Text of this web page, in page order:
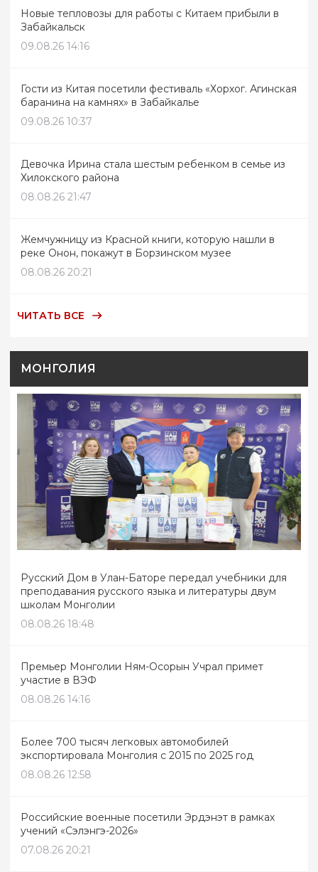
Новые тепловозы для работы с Китаем прибыли в
Забайкальск
09.08.26 14:16
Гости из Китая посетили фестиваль «Хорхог. Агинская
баранина на камнях» в Забайкалье
09.08.26 10:37
Девочка Ирина стала шестым ребенком в семье из
Хилокского района
08.08.26 21:47
Жемчужницу из Красной книги, которую нашли в
реке Онон, покажут в Борзинском музее
08.08.26 20:21
ЧИТАТЬ ВСЕ
МОНГОЛИЯ
Русский Дом в Улан-Баторе передал учебники для
преподавания русского языка и литературы двум
школам Монголии
08.08.26 18:48
Премьер Монголии Ням-Осорын Учрал примет
участие в ВЭФ
08.08.26 14:16
Более 700 тысяч легковых автомобилей
экспортировала Монголия с 2015 по 2025 год
08.08.26 12:58
Российские военные посетили Эрдэнэт в рамках
учений «Сэлэнгэ-2026»
07.08.26 20:21